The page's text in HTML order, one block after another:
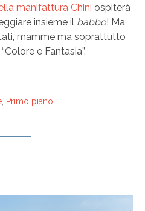
manifattura Chini ospiterà
insieme il babbo! Ma
mamme ma soprattutto
e Fantasia”.
Primo piano